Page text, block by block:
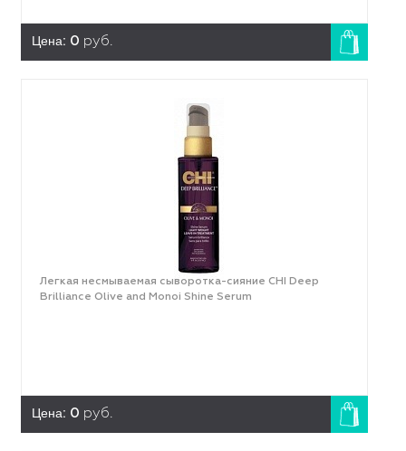
Цена: 0 руб.
Легкая несмываемая сыворотка-сияние CHI Deep
Brilliance Olive and Monoi Shine Serum
Цена: 0 руб.